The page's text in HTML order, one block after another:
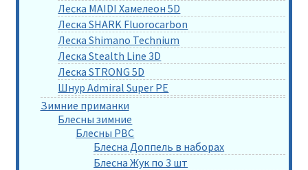
Леска MAIDI Хамелеон 5D
Леска SHARK Fluorocarbon
Леска Shimano Technium
Леска Stealth Line 3D
Леска STRONG 5D
Шнур Admiral Super PE
Зимние приманки
Блесны зимние
Блесны РВС
Блесна Доппель в наборах
Блесна Жук по 3 шт